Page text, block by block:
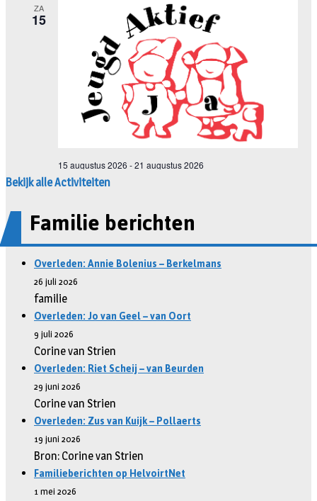
Bekijk alle Activiteiten
Familie berichten
Overleden: Annie Bolenius – Berkelmans
26 juli 2026
familie
Overleden: Jo van Geel – van Oort
9 juli 2026
Corine van Strien
Overleden: Riet Scheij – van Beurden
29 juni 2026
Corine van Strien
Overleden: Zus van Kuijk – Pollaerts
19 juni 2026
Bron: Corine van Strien
Familieberichten op HelvoirtNet
1 mei 2026